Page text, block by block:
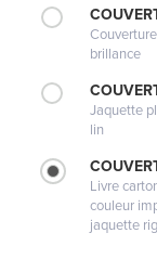
brillance
Jaquette
lin
Livre
couleur
jaquette